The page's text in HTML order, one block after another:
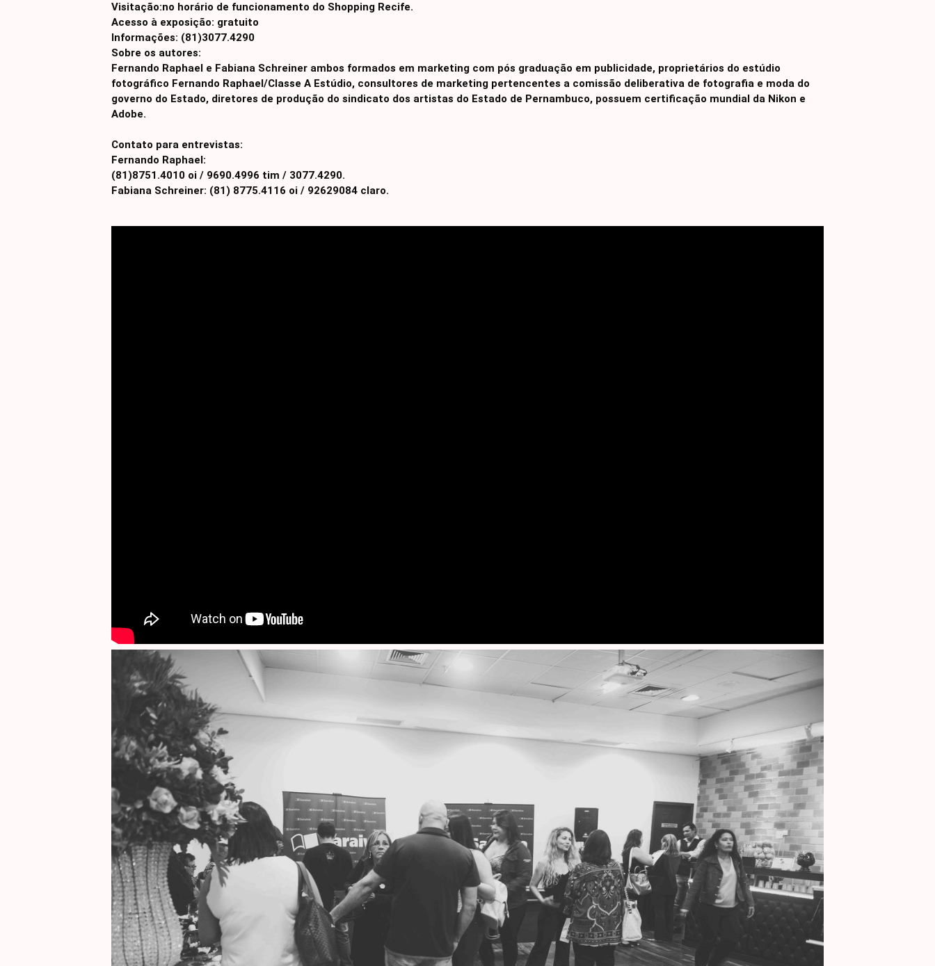
Visitação:no horário de funcionamento do Shopping Recife.
Acesso à exposição: gratuito
Informações: (81)3077.4290
Sobre os autores:
Fernando Raphael e Fabiana Schreiner ambos formados em marketing com pós graduação em publicidade, proprietários do estúdio
fotográfico Fernando Raphael/Classe A Estúdio, consultores de marketing pertencentes a comissão deliberativa de fotografia e moda do
governo do Estado, diretores de produção do sindicato dos artistas do Estado de Pernambuco, possuem certificação mundial da Nikon e
Adobe.
Contato para entrevistas:
Fernando Raphael:
(81)8751.4010 oi / 9690.4996 tim / 3077.4290.
Fabiana Schreiner: (81) 8775.4116 oi / 92629084 claro.